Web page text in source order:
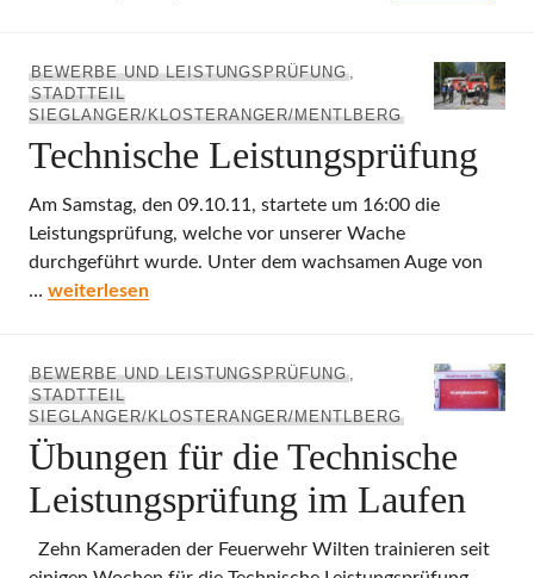
BEWERBE UND LEISTUNGSPRÜFUNG,
STADTTEIL
SIEGLANGER/KLOSTERANGER/MENTLBERG
Technische Leistungsprüfung
Am Samstag, den 09.10.11, startete um 16:00 die
Leistungsprüfung, welche vor unserer Wache
durchgeführt wurde. Unter dem wachsamen Auge von
… Technische Leistungsprüfung
weiterlesen
BEWERBE UND LEISTUNGSPRÜFUNG,
STADTTEIL
SIEGLANGER/KLOSTERANGER/MENTLBERG
Übungen für die Technische
Leistungsprüfung im Laufen
Zehn Kameraden der Feuerwehr Wilten trainieren seit